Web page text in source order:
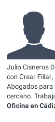
Julio Cisneros
con Crear Filial
Abogados para
cercano.
Oficina en